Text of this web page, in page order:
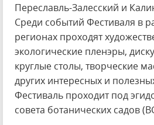
Переславль-Залесский и
Среди событий Фестиваля в
регионах проходят
экологические пленэры,
круглые столы, творческие
других интересных и
Фестиваль проходит под
совета ботанических садов